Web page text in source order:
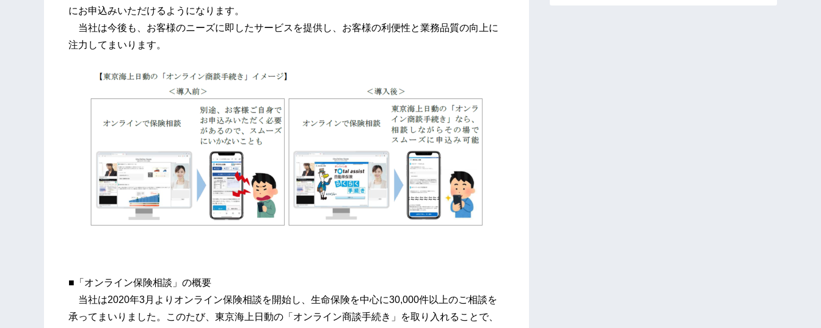
にお申込みいただけるようになります。
当社は今後も、お客様のニーズに即したサービスを提供し、お客様の利便性と業務品質の向上に
注力してまいります。
■「オンライン保険相談」の概要
当社は2020年3月よりオンライン保険相談を開始し、生命保険を中心に30,000件以上のご相談を
承ってまいりました。このたび、東京海上日動の「オンライン商談手続き」を取り入れることで、